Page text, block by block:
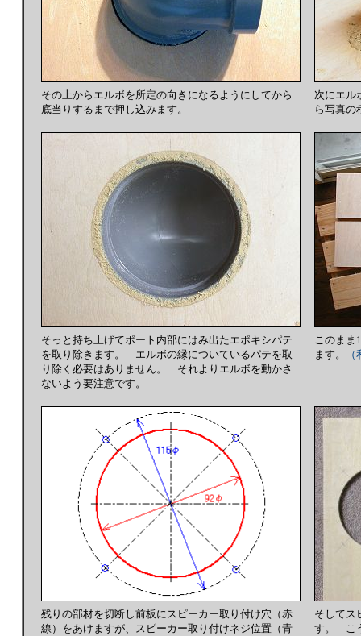
その上からエルボを所定の向きになるようにしてから
底当りするまで押し込みます。
次にエル
ら写真の
そっと持ち上げてポート内部にはみ出たエポキシパテ
を取り除きます。 エルボの縁についているパテを取
り除く必要はありません。 それよりエルボを動かさ
ないよう要注意です。
このまま
ます。
残りの部材を切断し前板にスピーカー取り付け穴（赤
線）をあけますが、スピーカー取り付けネジ位置（青
そしてス
す。 こ